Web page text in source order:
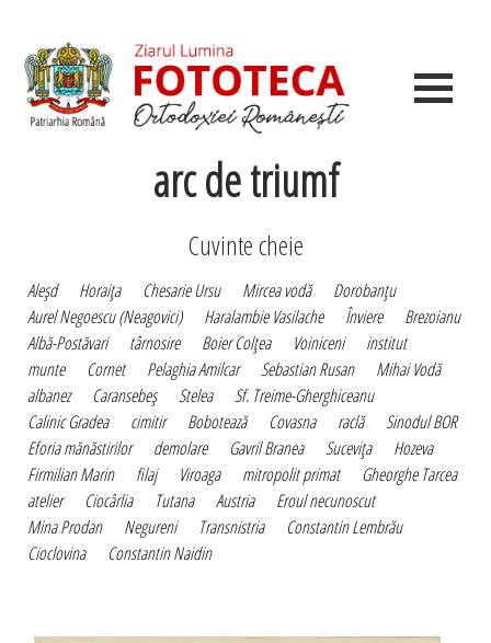
arc de triumf
Cuvinte cheie
Aleşd Horaiţa Chesarie Ursu Mircea vodă
Dorobanţu
Aurel Negoescu (Neagovici)
Haralambie Vasilache Înviere
Brezoianu
Albă-Postăvari
târnosire Boier Colţea Voiniceni
institut
munte
Cornet Pelaghia Amilcar Sebastian Rusan
Mihai Vodă
albanez
Caransebeş Stelea
Sf. Treime-Gherghiceanu
Calinic Gradea
cimitir Bobotează Covasna raclă
Sinodul BOR
Eforia mănăstirilor
demolare Gavril Branea Suceviţa
Hozeva
Firmilian Marin
filaj Viroaga mitropolit primat
Gheorghe Tarcea
atelier
Ciocârlia Tutana Austria
Eroul necunoscut
Mina Prodan
Negureni Transnistria
Constantin Lembrău
Cioclovina
Constantin Naidin